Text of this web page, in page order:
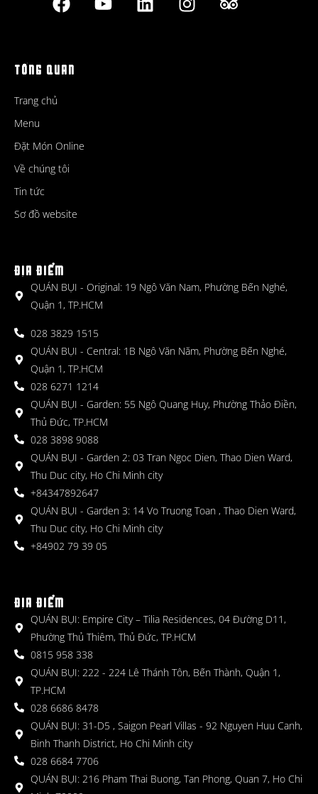
TỔNG QUAN
Trang chủ
Menu
Đặt Món Online
Về chúng tôi
Tin tức
Sơ đồ website
ĐỊA ĐIỂM
QUÁN BỤI - Original: 19 Ngô Văn Nam, Phường Bến Nghé,
Quận 1, TP.HCM
028 3829 1515
QUÁN BỤI - Central: 1B Ngô Văn Năm, Phường Bến Nghé,
Quận 1, TP.HCM
028 6271 1214
QUÁN BỤI - Garden: 55 Ngô Quang Huy, Phường Thảo Điền,
Thủ Đức, TP.HCM
028 3898 9088
QUÁN BỤI - Garden 2: 03 Tran Ngoc Dien, Thao Dien Ward,
Thu Duc city, Ho Chi Minh city
+84347892647
QUÁN BỤI - Garden 3: 14 Vo Truong Toan , Thao Dien Ward,
Thu Duc city, Ho Chi Minh city
+84902 79 39 05
ĐỊA ĐIỂM
QUÁN BỤI: Empire City – Tilia Residences, 04 Đường D11,
Phường Thủ Thiêm, Thủ Đức, TP.HCM
0815 958 338
QUÁN BỤI: 222 - 224 Lê Thánh Tôn, Bến Thành, Quận 1,
TP.HCM
028 6686 8478
QUÁN BỤI: 31-D5 , Saigon Pearl Villas - 92 Nguyen Huu Canh,
Binh Thanh District, Ho Chi Minh city
028 6684 7706
QUÁN BỤI: 216 Pham Thai Buong, Tan Phong, Quan 7, Ho Chi